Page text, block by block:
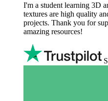
I'm a student learning 3D
textures are high quality
projects. Thank you for
amazing resources!